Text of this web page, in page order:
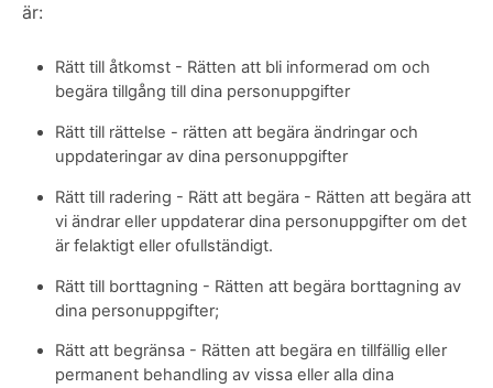
är:
Rätt till åtkomst - Rätten att bli informerad om och
begära tillgång till dina personuppgifter
Rätt till rättelse - rätten att begära ändringar och
uppdateringar av dina personuppgifter
Rätt till radering - Rätt att begära - Rätten att begära att
vi ändrar eller uppdaterar dina personuppgifter om det
är felaktigt eller ofullständigt.
Rätt till borttagning - Rätten att begära borttagning av
dina personuppgifter;
Rätt att begränsa - Rätten att begära en tillfällig eller
permanent behandling av vissa eller alla dina